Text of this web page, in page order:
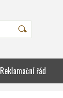
Reklamační řád